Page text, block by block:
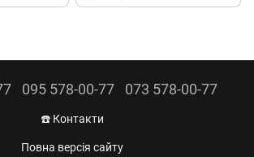
095 578-00-77 073 578-00-77
☎️ Контакти
Повна версія сайту